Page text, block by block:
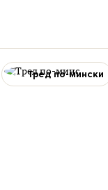
Тред по-мински